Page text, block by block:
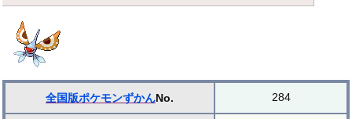
全国版ポケモンずかんNo. 284